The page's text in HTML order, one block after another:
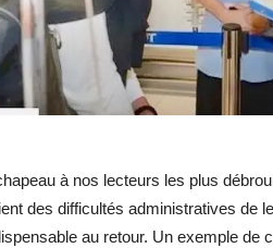
à nos lecteurs les plus
des difficultés administratives de
au retour. Un exemple de